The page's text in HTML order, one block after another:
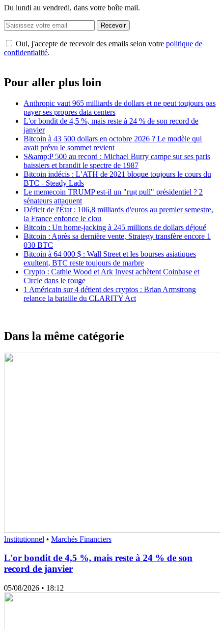
Du lundi au vendredi, dans votre boîte mail.
Recevoir
Oui, j'accepte de recevoir des emails selon votre politique de
confidentialité.
Pour aller plus loin
Anthropic vaut 965 milliards de dollars et ne peut toujours pas
payer ses propres data centers
L'or bondit de 4,5 %, mais reste à 24 % de son record de
janvier
Bitcoin à 43 500 dollars en octobre 2026 ? Le modèle qui
avait prévu le sommet revient
S&amp;P 500 au record : Michael Burry campe sur ses paris
baissiers et brandit le spectre de 1987
Bitcoin indécis : L’ATH de 2021 bloque toujours le cours du
BTC - Steady Lads
Le memecoin TRUMP est-il un "rug pull" présidentiel ? 2
sénateurs attaquent
Déficit de l'État : 106,8 milliards d'euros au premier semestre,
la France enfonce le clou
Bitcoin : Un home-jacking à 245 millions de dollars déjoué
Bitcoin : Après sa dernière vente, Strategy transfère encore 1
030 BTC
Bitcoin à 64 000 $ : Wall Street et les bourses asiatiques
exultent, BTC reste toujours de marbre
Crypto : Cathie Wood et Ark Invest achètent Coinbase et
Circle dans le rouge
1 Américain sur 4 détient des cryptos : Brian Armstrong
relance la bataille du CLARITY Act
Dans la même catégorie
Institutionnel • Marchés Financiers
L'or bondit de 4,5 %, mais reste à 24 % de son
record de janvier
05/08/2026 • 18:12